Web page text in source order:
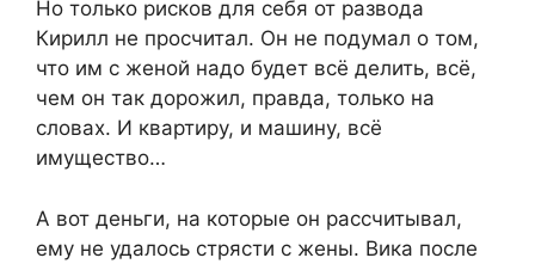
Но только рисков для себя от развода
Кирилл не просчитал. Он не подумал о том,
что им с женой надо будет всё делить, всё,
чем он так дорожил, правда, только на
словах. И квартиру, и машину, всё
имущество…
А вот деньги, на которые он рассчитывал,
ему не удалось стрясти с жены. Вика после